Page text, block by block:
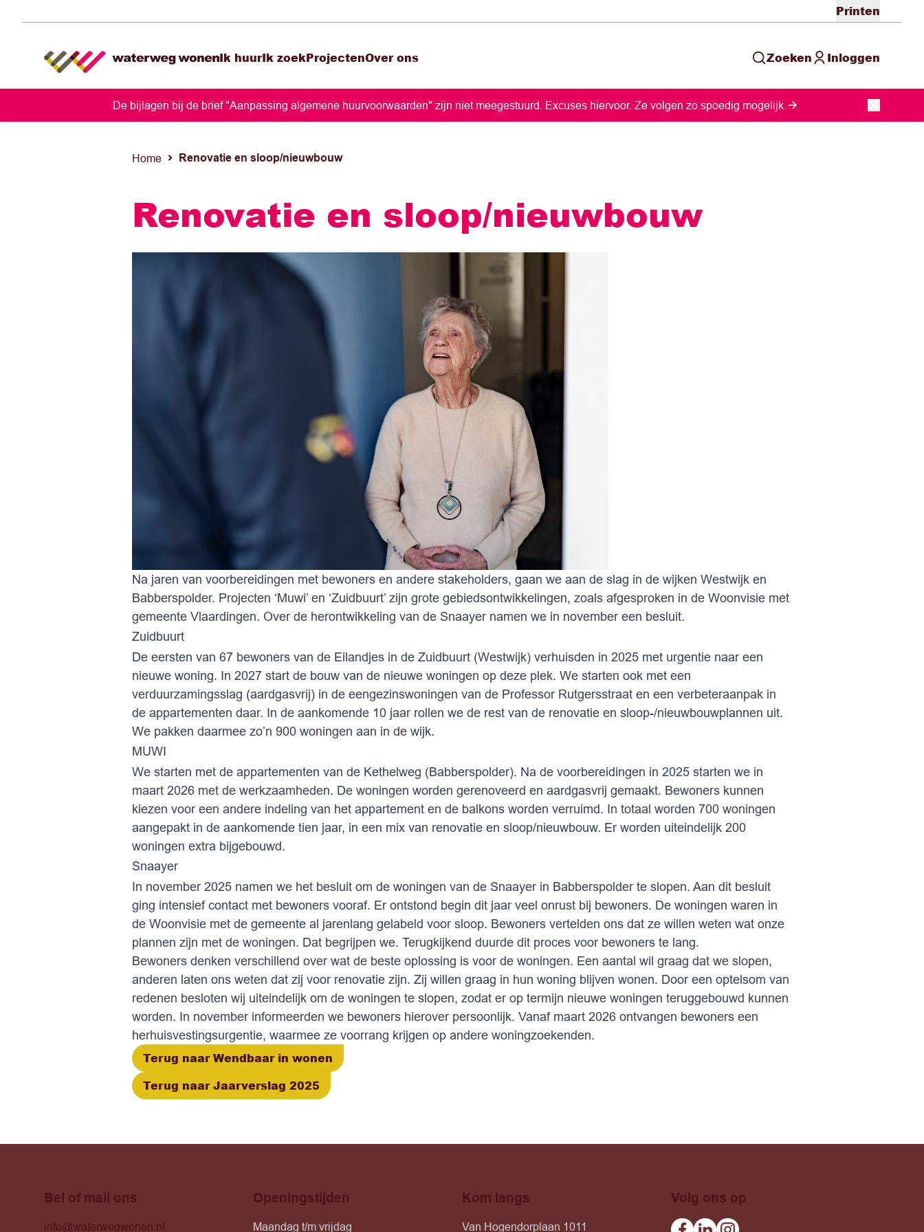
Printen
Ik huurIk zoekProjectenOver ons Zoeken Inloggen
De bijlagen bij de brief "Aanpassing algemene huurvoorwaarden" zijn niet meegestuurd. Excuses hiervoor. Ze volgen zo spoedig mogelijk.
Home Renovatie en sloop/nieuwbouw
Renovatie en sloop/nieuwbouw
Na jaren van voorbereidingen met bewoners en andere stakeholders, gaan we aan de slag in de wijken Westwijk en
Babberspolder. Projecten ‘Muwi’ en ‘Zuidbuurt’ zijn grote gebiedsontwikkelingen, zoals afgesproken in de Woonvisie met
gemeente Vlaardingen. Over de herontwikkeling van de Snaayer namen we in november een besluit.
Zuidbuurt
De eersten van 67 bewoners van de Eilandjes in de Zuidbuurt (Westwijk) verhuisden in 2025 met urgentie naar een
nieuwe woning. In 2027 start de bouw van de nieuwe woningen op deze plek. We starten ook met een
verduurzamingsslag (aardgasvrij) in de eengezinswoningen van de Professor Rutgersstraat en een verbeteraanpak in
de appartementen daar. In de aankomende 10 jaar rollen we de rest van de renovatie en sloop-/nieuwbouwplannen uit.
We pakken daarmee zo’n 900 woningen aan in de wijk.
MUWI
We starten met de appartementen van de Kethelweg (Babberspolder). Na de voorbereidingen in 2025 starten we in
maart 2026 met de werkzaamheden. De woningen worden gerenoveerd en aardgasvrij gemaakt. Bewoners kunnen
kiezen voor een andere indeling van het appartement en de balkons worden verruimd. In totaal worden 700 woningen
aangepakt in de aankomende tien jaar, in een mix van renovatie en sloop/nieuwbouw. Er worden uiteindelijk 200
woningen extra bijgebouwd.
Snaayer
In november 2025 namen we het besluit om de woningen van de Snaayer in Babberspolder te slopen. Aan dit besluit
ging intensief contact met bewoners vooraf. Er ontstond begin dit jaar veel onrust bij bewoners. De woningen waren in
de Woonvisie met de gemeente al jarenlang gelabeld voor sloop. Bewoners vertelden ons dat ze willen weten wat onze
plannen zijn met de woningen. Dat begrijpen we. Terugkijkend duurde dit proces voor bewoners te lang.
Bewoners denken verschillend over wat de beste oplossing is voor de woningen. Een aantal wil graag dat we slopen,
anderen laten ons weten dat zij voor renovatie zijn. Zij willen graag in hun woning blijven wonen. Door een optelsom van
redenen besloten wij uiteindelijk om de woningen te slopen, zodat er op termijn nieuwe woningen teruggebouwd kunnen
worden. In november informeerden we bewoners hierover persoonlijk. Vanaf maart 2026 ontvangen bewoners een
herhuisvestingsurgentie, waarmee ze voorrang krijgen op andere woningzoekenden.
Terug naar Wendbaar in wonen
Terug naar Jaarverslag 2025
Bel of mail ons
info@waterwegwonen.nl
Openingstijden
Maandag t/m vrijdag
Kom langs
Van Hogendorplaan 1011
Volg ons op
Facebook
LinkedinInstagram